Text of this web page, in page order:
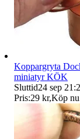
Koppargryta
miniatyr KÖK
Sluttid24 sep
Pris:29 kr,Köp nu